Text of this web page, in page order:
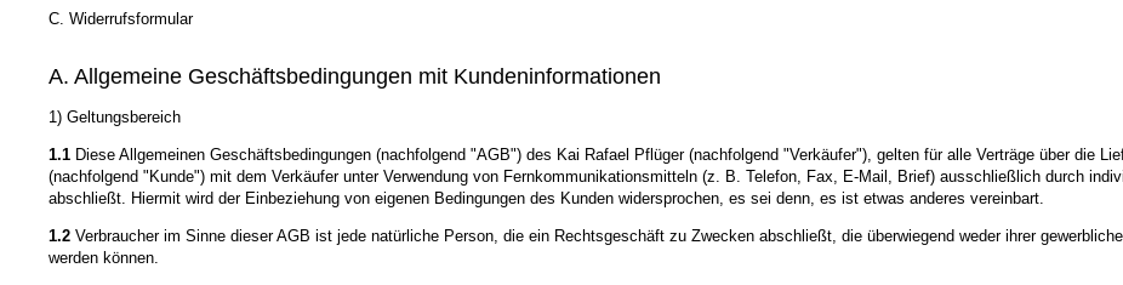
C. Widerrufsformular
A. Allgemeine Geschäftsbedingungen mit Kundeninformationen
1) Geltungsbereich
1.1 Diese Allgemeinen Geschäftsbedingungen (nachfolgend "AGB") des Kai Rafael Pflüger (nachfolgend "Verkäufer"), gelten für alle Verträge über die
(nachfolgend "Kunde") mit dem Verkäufer unter Verwendung von Fernkommunikationsmitteln (z. B. Telefon, Fax, E-Mail, Brief) ausschließlich durch
abschließt. Hiermit wird der Einbeziehung von eigenen Bedingungen des Kunden widersprochen, es sei denn, es ist etwas anderes vereinbart.
1.2 Verbraucher im Sinne dieser AGB ist jede natürliche Person, die ein Rechtsgeschäft zu Zwecken abschließt, die überwiegend weder ihrer
werden können.